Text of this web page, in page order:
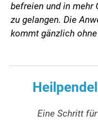
befreien und in mehr
zu gelangen. Die
kommt gänzlich
Eine Schritt